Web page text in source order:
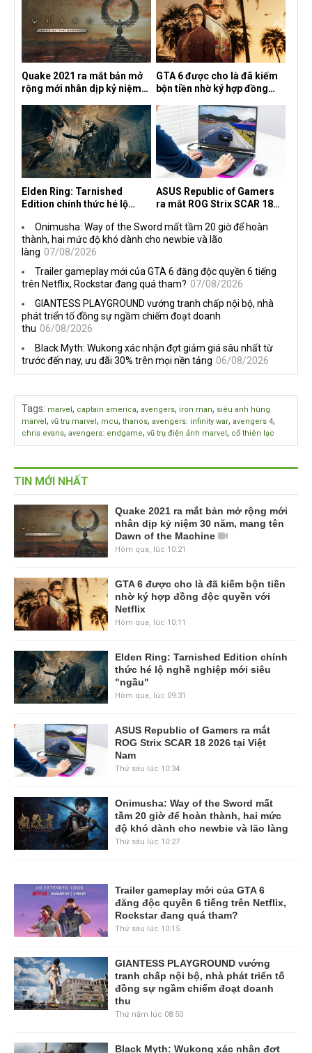
Quake 2021 ra mắt bản mở
rộng mới nhân dịp kỷ niệm
the Machine
GTA 6 được cho là đã kiếm
bộn tiền nhờ ký hợp đồng
Elden Ring: Tarnished
Edition chính thức hé lộ
ASUS Republic of Gamers
ra mắt ROG Strix SCAR 18
Onimusha: Way of the Sword mất tầm 20 giờ để hoàn
thành, hai mức độ khó dành cho newbie và lão
làng 07/08/2026
Trailer gameplay mới của GTA 6 đăng độc quyền 6 tiếng
trên Netflix, Rockstar đang quá tham? 07/08/2026
GIANTESS PLAYGROUND vướng tranh chấp nội bộ, nhà
phát triển tố đồng sự ngầm chiếm đoạt doanh
thu 06/08/2026
Black Myth: Wukong xác nhận đợt giảm giá sâu nhất từ
trước đến nay, ưu đãi 30% trên mọi nền tảng 06/08/2026
Tags: marvel, captain america, avengers, iron man, siêu anh hùng
marvel, vũ trụ marvel, mcu, thanos, avengers: infinity war, avengers 4,
chris evans, avengers: endgame, vũ trụ điện ảnh marvel, cổ thiên lạc
TIN MỚI NHẤT
Quake 2021 ra mắt bản mở rộng mới
nhân dịp kỷ niệm 30 năm, mang tên
Dawn of the Machine
Hôm qua, lúc 10:21
GTA 6 được cho là đã kiếm bộn tiền
nhờ ký hợp đồng độc quyền với
Netflix
Hôm qua, lúc 10:11
Elden Ring: Tarnished Edition chính
thức hé lộ nghề nghiệp mới siêu
"ngầu"
Hôm qua, lúc 09:31
ASUS Republic of Gamers ra mắt
ROG Strix SCAR 18 2026 tại Việt
Nam
Thứ sáu lúc 10:34
Onimusha: Way of the Sword mất
tầm 20 giờ để hoàn thành, hai mức
độ khó dành cho newbie và lão làng
Thứ sáu lúc 10:27
Trailer gameplay mới của GTA 6
đăng độc quyền 6 tiếng trên Netflix,
Rockstar đang quá tham?
Thứ sáu lúc 10:15
GIANTESS PLAYGROUND vướng
tranh chấp nội bộ, nhà phát triển tố
đồng sự ngầm chiếm đoạt doanh
thu
Thứ năm lúc 08:50
Black Myth: Wukong xác nhận đợt